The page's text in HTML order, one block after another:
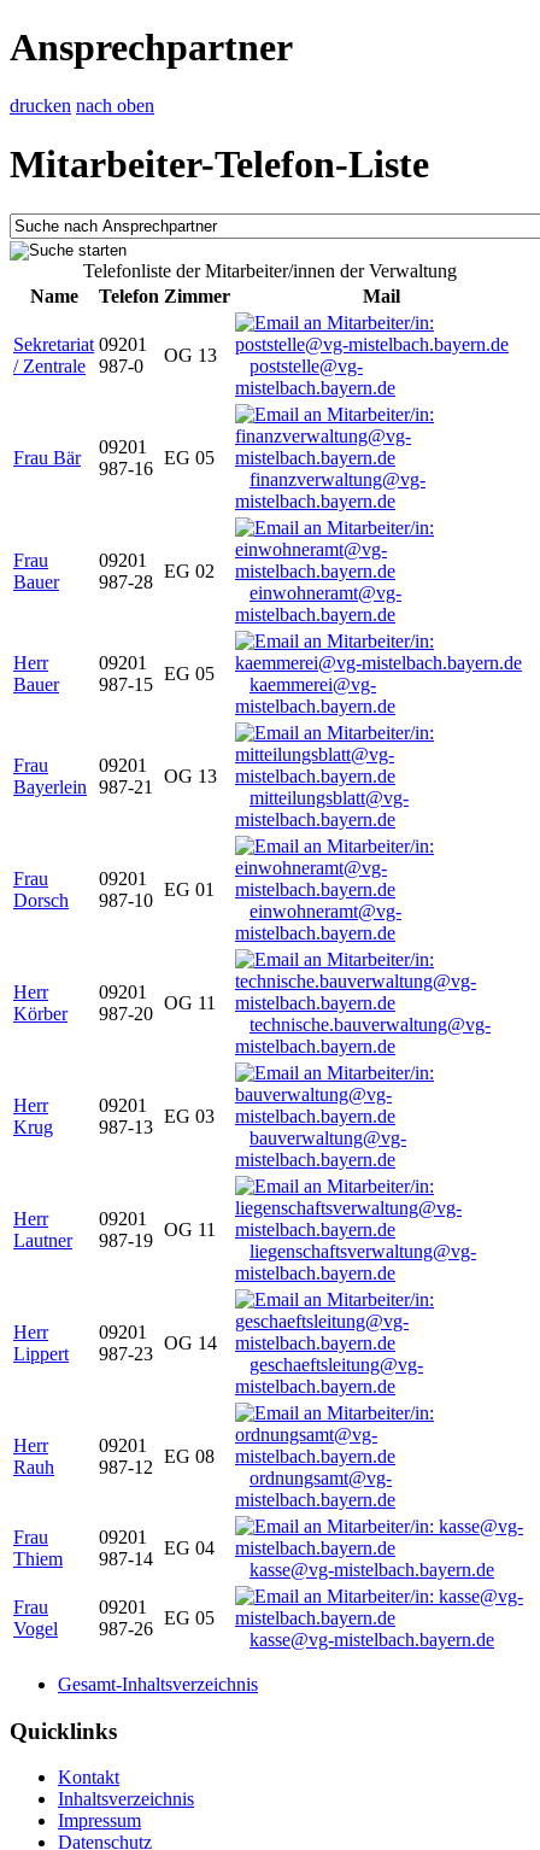
Ansprechpartner
drucken nach oben
Mitarbeiter-Telefon-Liste
Telefonliste der Mitarbeiter/innen der Verwaltung
Name
Telefon Zimmer Mail
Sekretariat
/ Zentrale
09201
987-0
OG 13
poststelle@vg-
mistelbach.bayern.de
Frau Bär
09201
987-16
EG 05
finanzverwaltung@vg-
mistelbach.bayern.de
Frau
Bauer
09201
987-28
EG 02
einwohneramt@vg-
mistelbach.bayern.de
Herr
Bauer
09201
987-15
EG 05
kaemmerei@vg-
mistelbach.bayern.de
Frau
Bayerlein
09201
987-21
OG 13
mitteilungsblatt@vg-
mistelbach.bayern.de
Frau
Dorsch
09201
987-10
EG 01
einwohneramt@vg-
mistelbach.bayern.de
Herr
Körber
09201
987-20
OG 11
technische.bauverwaltung@vg-
mistelbach.bayern.de
Herr
Krug
09201
987-13
EG 03
bauverwaltung@vg-
mistelbach.bayern.de
Herr
Lautner
09201
987-19
OG 11
liegenschaftsverwaltung@vg-
mistelbach.bayern.de
Herr
Lippert
09201
987-23
OG 14
geschaeftsleitung@vg-
mistelbach.bayern.de
Herr
Rauh
09201
987-12
EG 08
ordnungsamt@vg-
mistelbach.bayern.de
Frau
Thiem
09201
987-14
EG 04
kasse@vg-mistelbach.bayern.de
Frau
Vogel
09201
987-26
EG 05
kasse@vg-mistelbach.bayern.de
Gesamt-Inhaltsverzeichnis
Quicklinks
Kontakt
Inhaltsverzeichnis
Impressum
Datenschutz